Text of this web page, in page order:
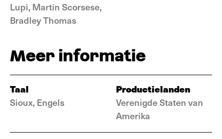
Lupi, Martin Scorsese,
Bradley Thomas
Meer informatie
Taal
Sioux, Engels
Productielanden
Verenigde Staten van
Amerika